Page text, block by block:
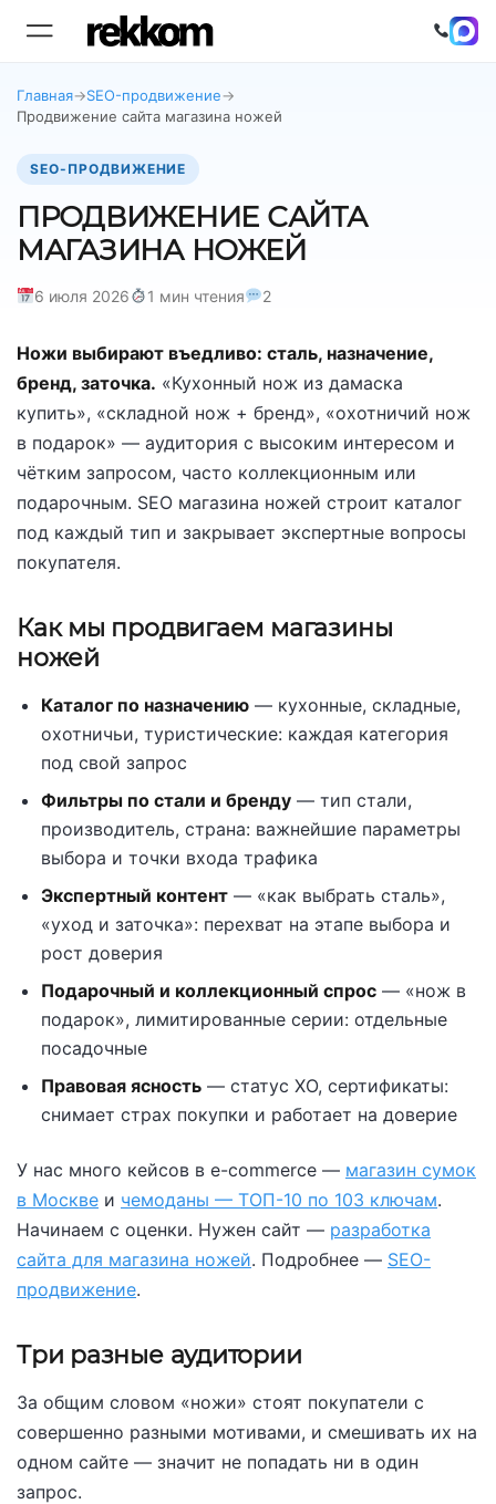
Главная→SEO-продвижение→
Продвижение сайта магазина ножей
SEO-ПРОДВИЖЕНИЕ
ПРОДВИЖЕНИЕ САЙТА
МАГАЗИНА НОЖЕЙ
6 июля 2026 1 мин чтения 2
Ножи выбирают въедливо: сталь, назначение,
бренд, заточка. «Кухонный нож из дамаска
купить», «складной нож + бренд», «охотничий нож
в подарок» — аудитория с высоким интересом и
чётким запросом, часто коллекционным или
подарочным. SEO магазина ножей строит каталог
под каждый тип и закрывает экспертные вопросы
покупателя.
Как мы продвигаем магазины
ножей
Каталог по назначению — кухонные, складные,
охотничьи, туристические: каждая категория
под свой запрос
Фильтры по стали и бренду — тип стали,
производитель, страна: важнейшие параметры
выбора и точки входа трафика
Экспертный контент — «как выбрать сталь»,
«уход и заточка»: перехват на этапе выбора и
рост доверия
Подарочный и коллекционный спрос — «нож в
подарок», лимитированные серии: отдельные
посадочные
Правовая ясность — статус ХО, сертификаты:
снимает страх покупки и работает на доверие
У нас много кейсов в e-commerce — магазин сумок
в Москве и чемоданы — ТОП-10 по 103 ключам.
Начинаем с оценки. Нужен сайт — разработка
сайта для магазина ножей. Подробнее — SEO-
продвижение.
Три разные аудитории
За общим словом «ножи» стоят покупатели с
совершенно разными мотивами, и смешивать их на
одном сайте — значит не попадать ни в один
запрос.